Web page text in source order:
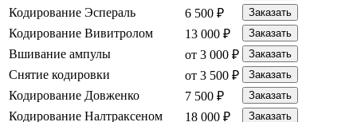
Кодирование Эспераль 6 500 ₽ Заказать
Кодирование Вивитролом 13 000 ₽ Заказать
Вшивание ампулы от 3 000 ₽ Заказать
Снятие кодировки от 3 500 ₽ Заказать
Кодирование Довженко 7 500 ₽ Заказать
Кодирование Налтраксеном 18 000 ₽ Заказать